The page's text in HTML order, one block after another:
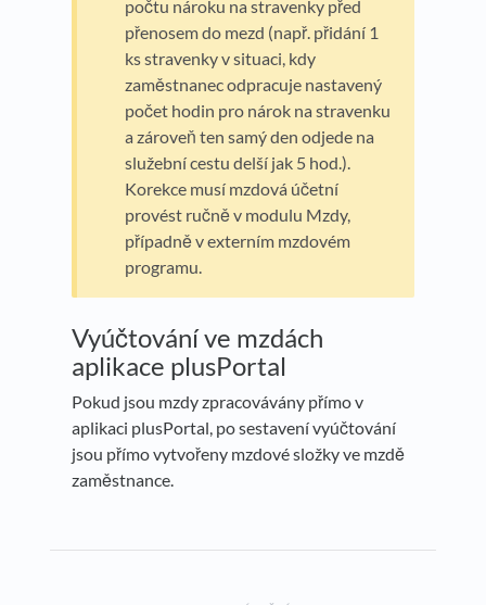
počtu nároku na stravenky před
přenosem do mezd (např. přidání 1
ks stravenky v situaci, kdy
zaměstnanec odpracuje nastavený
počet hodin pro nárok na stravenku
a zároveň ten samý den odjede na
služební cestu delší jak 5 hod.).
Korekce musí mzdová účetní
provést ručně v modulu Mzdy,
případně v externím mzdovém
programu.
Vyúčtování ve mzdách
aplikace plusPortal
Pokud jsou mzdy zpracovávány přímo v
aplikaci plusPortal, po sestavení vyúčtování
jsou přímo vytvořeny mzdové složky ve mzdě
zaměstnance.